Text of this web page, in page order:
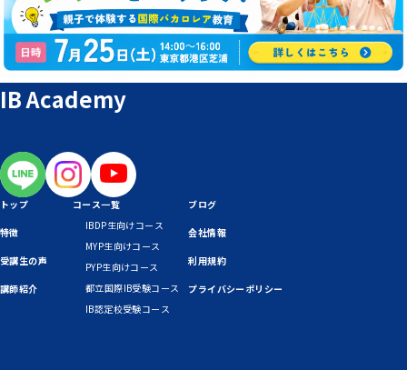
IB Academy
トップ
特徴
受講生の声
講師紹介
コース一覧
IBDP生向けコース
MYP生向けコース
PYP生向けコース
都立国際IB受験コース
IB認定校受験コース
ブログ
会社情報
利用規約
プライバシーポリシー